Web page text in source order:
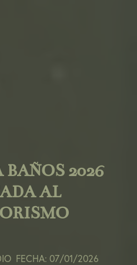
BAÑOS 2026
AL
FECHA: 07/01/2026